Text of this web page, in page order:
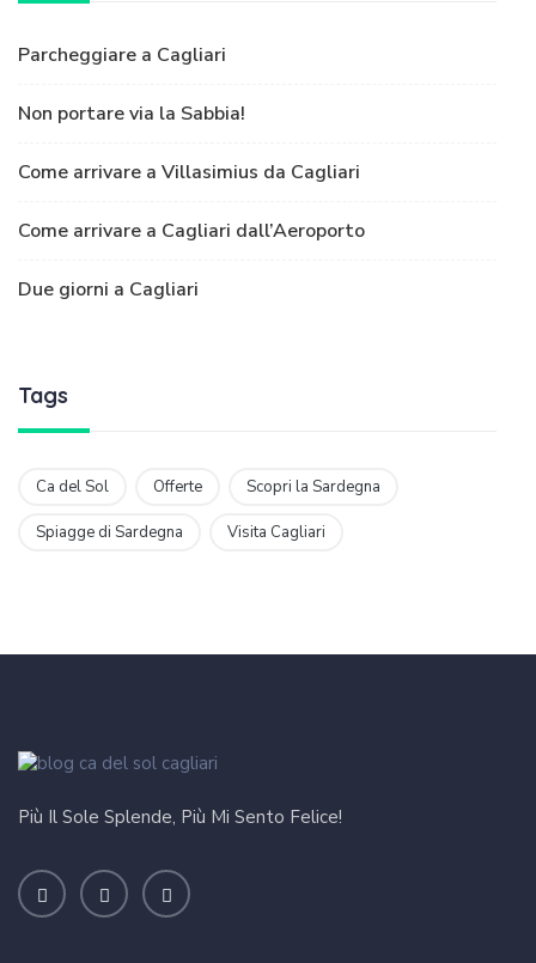
Parcheggiare a Cagliari
Non portare via la Sabbia!
Come arrivare a Villasimius da Cagliari
Come arrivare a Cagliari dall’Aeroporto
Due giorni a Cagliari
Tags
Ca del Sol Offerte Scopri la Sardegna
Spiagge di Sardegna Visita Cagliari
Più Il Sole Splende, Più Mi Sento Felice!